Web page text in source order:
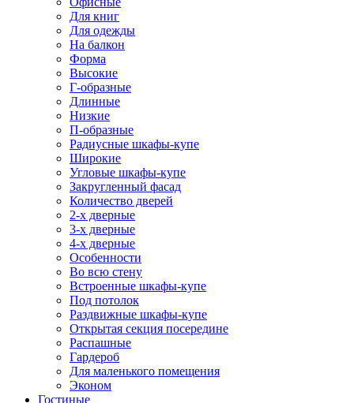
Для книг
Для одежды
На балкон
Форма
Высокие
Г-образные
Длинные
Низкие
П-образные
Радиусные шкафы-купе
Широкие
Угловые шкафы-купе
Закругленный фасад
Количество дверей
2-х дверные
3-х дверные
4-х дверные
Особенности
Во всю стену
Встроенные шкафы-купе
Под потолок
Раздвижные шкафы-купе
Открытая секция посередине
Распашные
Гардероб
Для маленького помещения
Эконом
Гостиные